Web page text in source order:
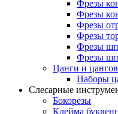
Фрезы
Фрезы
Фрезы
Фрезы
Фрезы
Фрезы
Цанги и
Наборы
Слесарные
Бокорезы
Клейма